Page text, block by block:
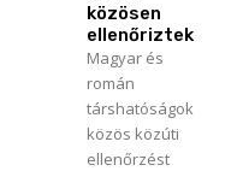
közösen
ellenőriztek
Magyar és
román
társhatóságok
közös közúti
ellenőrzést